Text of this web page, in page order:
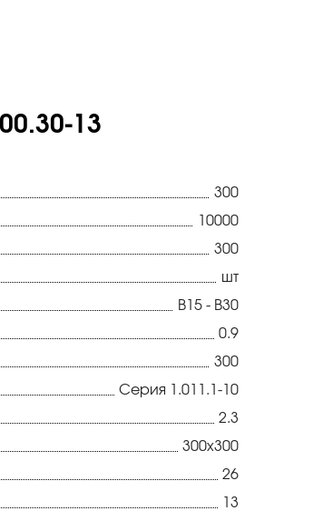
13
300
10000
300
шт
В15 - В30
0.9
300
Серия 1.011.1-10
2.3
300х300
26
13